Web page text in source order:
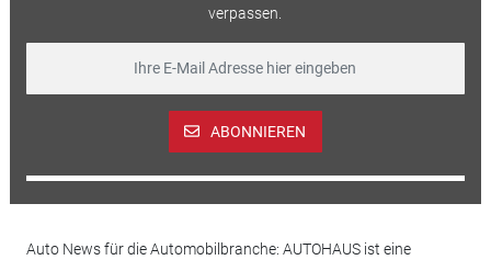
verpassen.
ABONNIEREN
Auto News für die Automobilbranche: AUTOHAUS ist eine